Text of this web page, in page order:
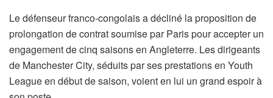
Le défenseur franco-congolais a décliné la proposition de
prolongation de contrat soumise par Paris pour accepter un
engagement de cinq saisons en Angleterre. Les dirigeants
de Manchester City, séduits par ses prestations en Youth
League en début de saison, voient en lui un grand espoir à